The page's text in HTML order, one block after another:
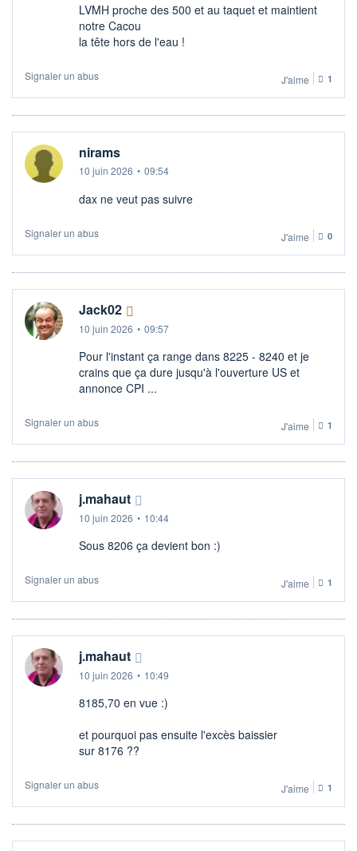
LVMH proche des 500 et au taquet et maintient
notre Cacou
la tête hors de l'eau !
Signaler un abus J'aime 1
nirams
10 juin 2026 • 09:54
dax ne veut pas suivre
Signaler un abus J'aime 0
Jack02
10 juin 2026 • 09:57
Pour l'instant ça range dans 8225 - 8240 et je
crains que ça dure jusqu'à l'ouverture US et
annonce CPI ...
Signaler un abus J'aime 1
j.mahaut
10 juin 2026 • 10:44
Sous 8206 ça devient bon :)
Signaler un abus J'aime 1
j.mahaut
10 juin 2026 • 10:49
8185,70 en vue :)
et pourquoi pas ensuite l'excès baissier
sur 8176 ??
Signaler un abus J'aime 1